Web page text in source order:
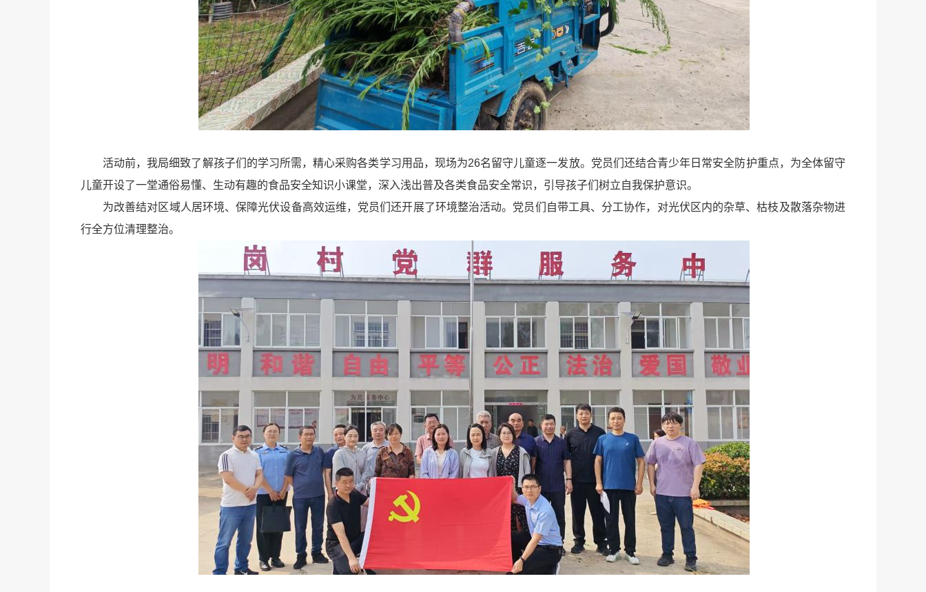
活动前，我局细致了解孩子们的学习所需，精心采购各类学习用品，现场为26名留守儿童逐一发放。党员们还结合青少年日常安全防护重点，为全体留守
儿童开设了一堂通俗易懂、生动有趣的食品安全知识小课堂，深入浅出普及各类食品安全常识，引导孩子们树立自我保护意识。
为改善结对区域人居环境、保障光伏设备高效运维，党员们还开展了环境整治活动。党员们自带工具、分工协作，对光伏区内的杂草、枯枝及散落杂物进
行全方位清理整治。